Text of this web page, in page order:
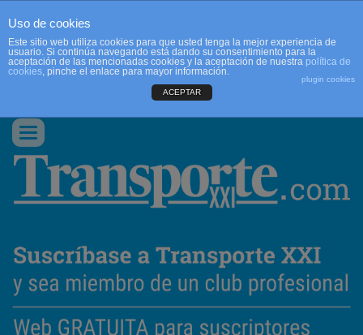
CONTACTO
Conmutar
navegación
Uso de cookies
Este sitio web utiliza cookies para que usted tenga la mejor experiencia de
usuario. Si continúa navegando está dando su consentimiento para la
aceptación de las mencionadas cookies y la aceptación de nuestra política de
cookies, pinche el enlace para mayor información.
plugin cookies
ACEPTAR